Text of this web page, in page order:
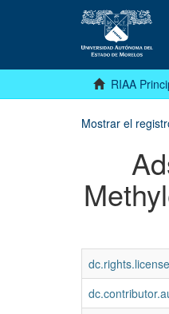
RIAA
Mostrar el
dc.rights.license